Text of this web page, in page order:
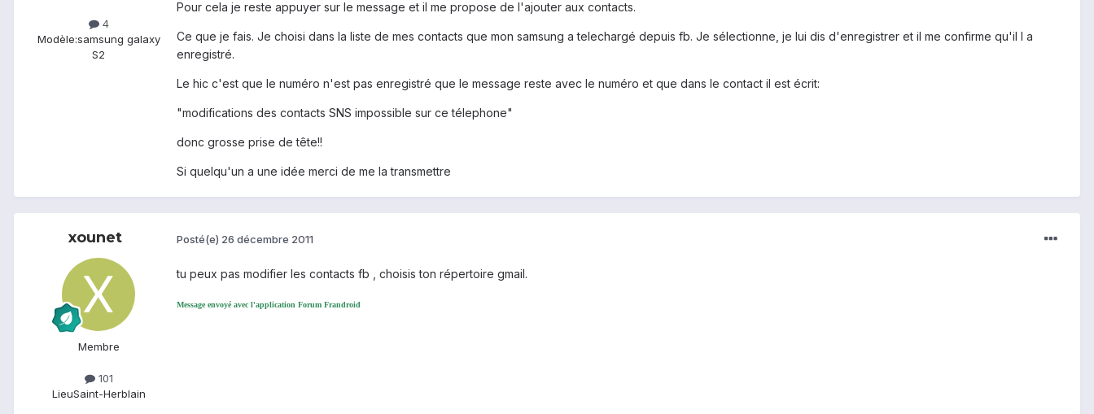
4
Modèle:samsung galaxy
S2
Pour cela je reste appuyer sur le message et il me propose de l'ajouter aux contacts.
Ce que je fais. Je choisi dans la liste de mes contacts que mon samsung a telechargé depuis fb. Je sélectionne, je lui dis d'enregistrer et il me confirme qu'il l a
enregistré.
Le hic c'est que le numéro n'est pas enregistré que le message reste avec le numéro et que dans le contact il est écrit:
"modifications des contacts SNS impossible sur ce télephone"
donc grosse prise de tête!!
Si quelqu'un a une idée merci de me la transmettre
xounet
Membre
101
LieuSaint-Herblain
Posté(e) 26 décembre 2011
tu peux pas modifier les contacts fb , choisis ton répertoire gmail.
Message envoyé avec l'application Forum Frandroid